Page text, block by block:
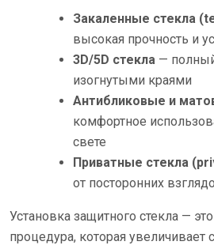
Закаленные стекла
высокая прочность и
3D/5D стекла —
изогнутыми краями
Антибликовые и
комфортное
свете
Приватные стекла
от посторонних
Установка защитного стекла —
процедура, которая